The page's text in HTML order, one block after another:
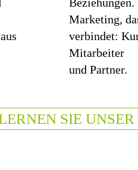
Marketing,
verbindet:
Mitarbeiter
und Partner.
SIE